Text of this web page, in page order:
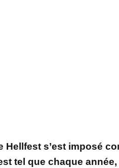
Hellfest s’est imposé
tel que chaque